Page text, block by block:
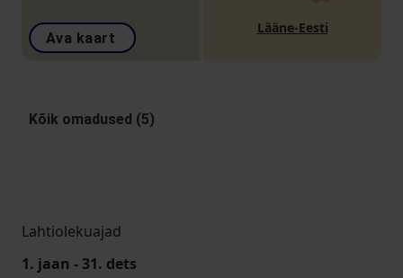
Ava kaart
Lääne-Eesti
Kõik omadused (5)
Lahtiolekuajad
1. jaan - 31. dets